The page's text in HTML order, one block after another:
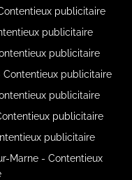
publicitaire
publicitaire
publicitaire
Contentieux publicitaire
publicitaire
publicitaire
publicitaire
Marne - Contentieux